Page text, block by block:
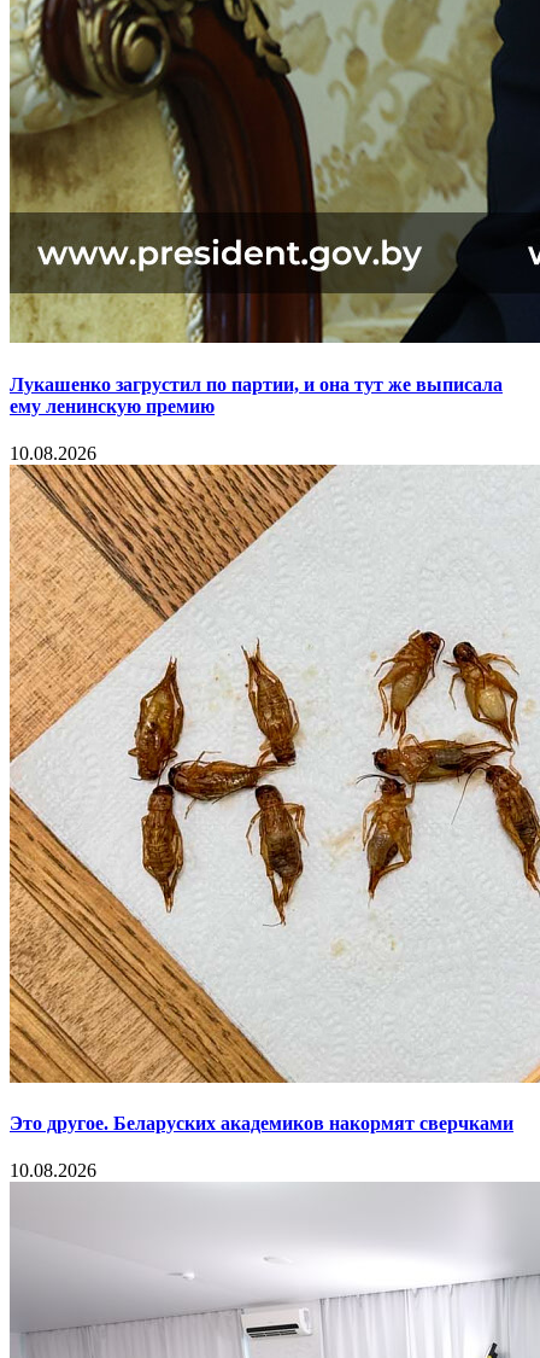
Лукашенко загрустил по партии, и она тут же выписала
ему ленинскую премию
10.08.2026
Это другое. Беларуских академиков накормят сверчками
10.08.2026